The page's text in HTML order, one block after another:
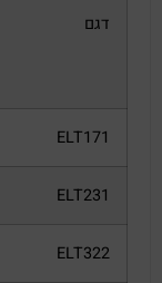
דגם
ELT171
ELT231
ELT322